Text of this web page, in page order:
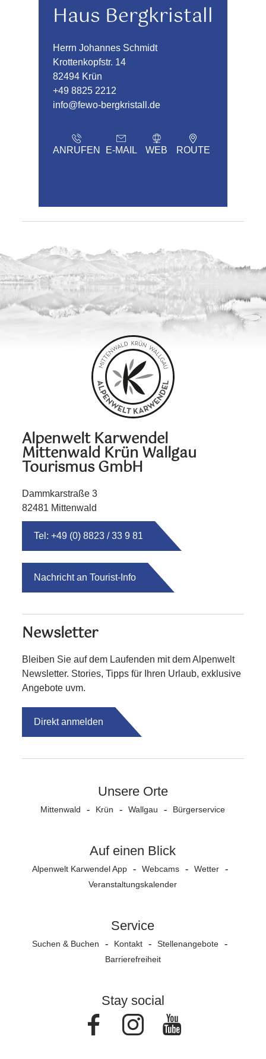
Haus Bergkristall
Herrn Johannes Schmidt
Krottenkopfstr. 14
82494 Krün
+49 8825 2212
info@fewo-bergkristall.de
ANRUFEN E-MAIL WEB ROUTE
Alpenwelt Karwendel
Mittenwald Krün Wallgau
Tourismus GmbH
Dammkarstraße 3
82481 Mittenwald
Tel: +49 (0) 8823 / 33 9 81
Nachricht an Tourist-Info
Newsletter
Bleiben Sie auf dem Laufenden mit dem Alpenwelt
Newsletter. Stories, Tipps für Ihren Urlaub, exklusive
Angebote uvm.
Direkt anmelden
Unsere Orte
Mittenwald Krün Wallgau Bürgerservice
Auf einen Blick
Alpenwelt Karwendel App Webcams
Wetter
Veranstaltungs­kalender
Service
Suchen & Buchen Kontakt
Stellenangebote
Barrierefreiheit
Stay social
FacebookInstagram